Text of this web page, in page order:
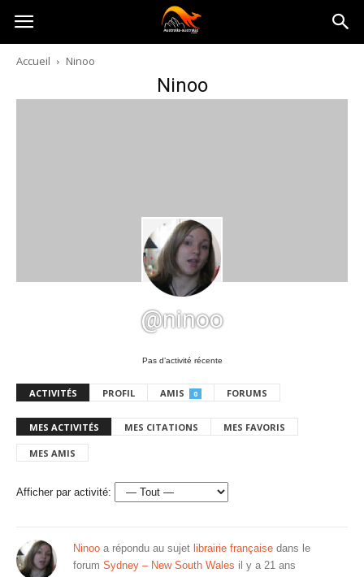
Australia-
australie.com
Accueil Ninoo
Ninoo
@ninoo
Pas d’activité récente
ACTIVITÉS PROFIL AMIS 0 FORUMS
MES ACTIVITÉS MES CITATIONS MES FAVORIS
MES AMIS
Afficher par activité:
Ninoo a répondu au sujet librairie française dans le
forum Sydney – New South Wales il y a 21 ans